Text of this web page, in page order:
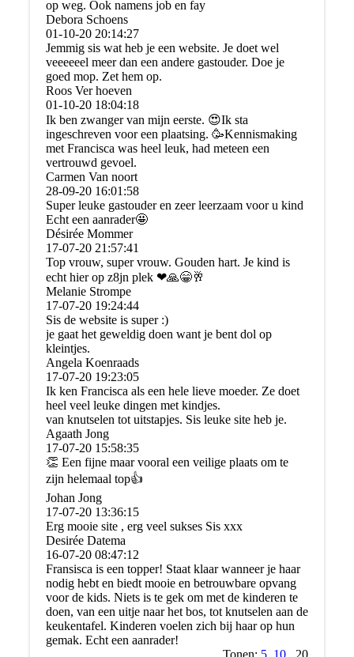
op weg. Ook namens job en fay
Debora Schoens
01-10-20 20:14:27
Jemmig sis wat heb je een website. Je doet wel
veeeeeel meer dan een andere gastouder. Doe je
goed mop. Zet hem op.
Roos Ver hoeven
01-10-20 18:04:18
Ik ben zwanger van mijn eerste. 😍Ik sta
ingeschreven voor een plaatsing. 🥳Kennismaking
met Francisca was heel leuk, had meteen een
vertrouwd gevoel.
Carmen Van noort
28-09-20 16:01:58
Super leuke gastouder en zeer leerzaam voor u kind
Echt een aanrader🤩
Désirée Mommer
17-07-20 21:57:41
Top vrouw, super vrouw. Gouden hart. Je kind is
echt hier op z8jn plek ❤🙏😁🥂
Melanie Strompe
17-07-20 19:24:44
Sis de website is super :)
je gaat het geweldig doen want je bent dol op
kleintjes.
Angela Koenraads
17-07-20 19:23:05
Ik ken Francisca als een hele lieve moeder. Ze doet
heel veel leuke dingen met kindjes.
van knutselen tot uitstapjes. Sis leuke site heb je.
Agaath Jong
17-07-20 15:58:35
👏 Een fijne maar vooral een veilige plaats om te
zijn helemaal top👍
Johan Jong
17-07-20 13:36:15
Erg mooie site , erg veel sukses Sis xxx
Desirée Datema
16-07-20 08:47:12
Fransisca is een topper! Staat klaar wanneer je haar
nodig hebt en biedt mooie en betrouwbare opvang
voor de kids. Niets is te gek om met de kinderen te
doen, van een uitje naar het bos, tot knutselen aan de
keukentafel. Kinderen voelen zich bij haar op hun
gemak. Echt een aanrader!